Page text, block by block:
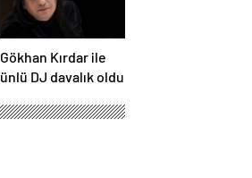
Gökhan Kırdar ile
ünlü DJ davalık oldu